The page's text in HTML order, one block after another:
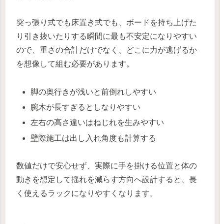
突っ張り式でも床置き式でも、ボードを持ち上げた
り引き抜いたりする瞬間に最も不安定になりやすい
ので、重さの合計だけでなく、どこに力が逃げるか
を想像して組む必要があります。
脚の奥行きが浅いと前倒れしやすい
腕木が長すぎるとしなりやすい
左右の高さ違いはねじれを生みやすい
壁際施工は出し入れ角度も計算する
数値だけで安心せず、実際に手を掛ける位置と体の
動きを想定して揺れを減らす方向へ設計すると、長
く使えるラックになりやすくなります。